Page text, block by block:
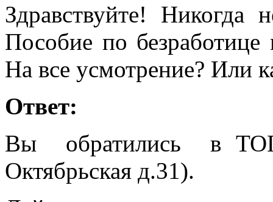
Здравствуйте! Никогда
Пособие по
На все усмотрение? Или
Ответ:
Вы обратились в
Октябрьская д.31).